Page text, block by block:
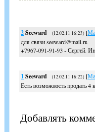
2Seeward (12.02.11 16:23) [
для связи seeward@mail.ru
+7967-091-91-93 - Сергей.
1 Seeward (12.02.11 16:22) [
Есть возможность продать 4
Добавлять